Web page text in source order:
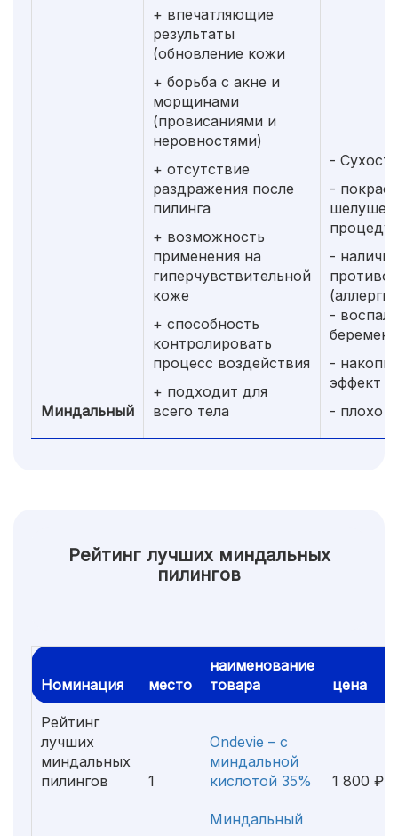
Миндальный
+ впечатляющие
результаты
(обновление кожи
+ борьба с акне и
морщинами
(провисаниями и
неровностями)
+ отсутствие
раздражения после
пилинга
+ возможность
применения на
гиперчувствительной
коже
+ способность
контролировать
процесс воздействия
+ подходит для
всего тела
-
-
- наличие
-
-
эффект
- плохо
Рейтинг лучших миндальных
пилингов
Номинация место
наименование
товара
цена
Рейтинг
лучших
миндальных
пилингов
1
Ondevie – с
миндальной
кислотой 35%
1 800 ₽
Миндальный